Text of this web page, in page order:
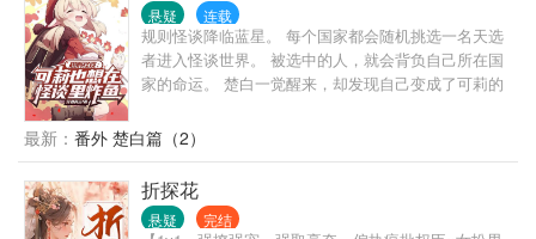
悬疑 连载
规则怪谈降临蓝星。 每个国家都会随机挑选一名天选
者进入怪谈世界。 被选中的人，就会背负自己所在国
家的命运。 楚白一觉醒来，却发现自己变成了可莉的
小丫头给我发好人卡也就算了，她还拿炸弹炸我。” 龙
国网友：“怪谈还可以这样玩吗？”
最新： 番外 楚白篇（2）
折探花
悬疑 完结